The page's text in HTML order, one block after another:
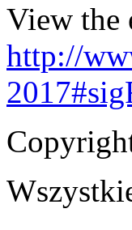
View the
http://